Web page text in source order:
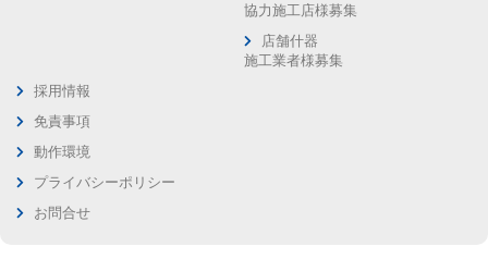
協力施工店様募集
店舗什器
施工業者様募集
採用情報
免責事項
動作環境
プライバシーポリシー
お問合せ